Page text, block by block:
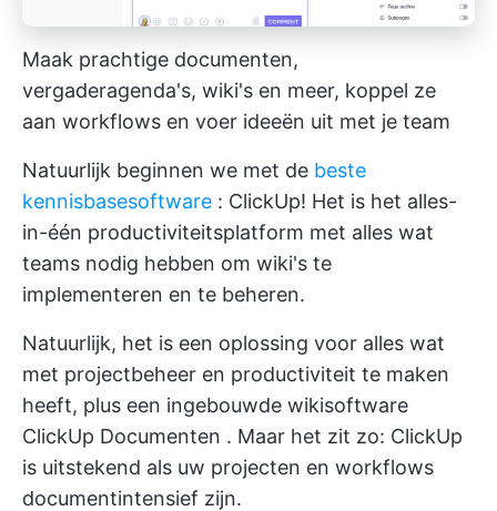
Maak prachtige documenten,
vergaderagenda's, wiki's en meer, koppel ze
aan workflows en voer ideeën uit met je team
Natuurlijk beginnen we met de beste
kennisbasesoftware : ClickUp! Het is het alles-
in-één productiviteitsplatform met alles wat
teams nodig hebben om wiki's te
implementeren en te beheren.
Natuurlijk, het is een oplossing voor alles wat
met projectbeheer en productiviteit te maken
heeft, plus een ingebouwde wikisoftware
ClickUp Documenten . Maar het zit zo: ClickUp
is uitstekend als uw projecten en workflows
documentintensief zijn.